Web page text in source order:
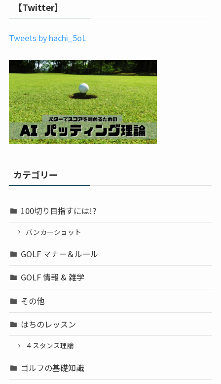
【Twitter】
Tweets by hachi_5oL
カテゴリー
100切り目指すには!?
バンカーショット
GOLF マナー＆ルール
GOLF 情報 & 雑学
その他
はちのレッスン
４スタンス理論
ゴルフの基礎知識